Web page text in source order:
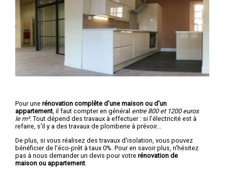
Pour une rénovation complête d'une maison ou d'un
appartement , il faut compter en général entre 800 et 1200 euros
le m². Tout dépend des travaux à effectuer : si l'électricité est à
refaire, s'il y a des travaux de plomberie à prévoir...
De plus, si vous réalisez des travaux d'isolation, vous pouvez
bénéficier de l'éco-prêt à taux 0%. Pour en savoir plus, n'hésitez
pas à nous demander un devis pour votre rénovation de
maison ou appartement